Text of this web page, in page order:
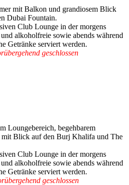
mit Balkon und grandiosem Blick
Dubai Fountain.
Club Lounge in der morgens
alkoholfreie sowie abends während
Getränke serviert werden.
geschlossen
Loungebereich, begehbarem
Blick auf den Burj Khalifa und The
Club Lounge in der morgens
alkoholfreie sowie abends während
Getränke serviert werden.
geschlossen